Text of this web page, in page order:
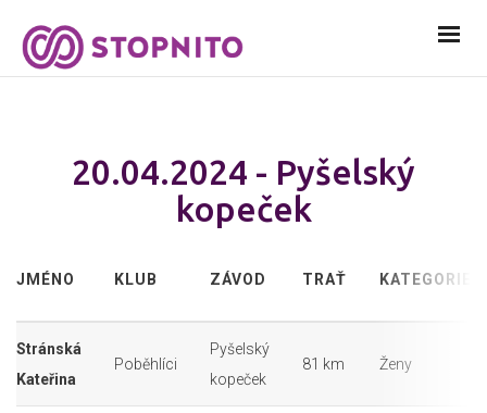
20.04.2024 - Pyšelský
kopeček
JMÉNO KLUB ZÁVOD TRAŤ KATEGORIE
Stránská
Kateřina
Poběhlíci
Pyšelský
kopeček
81 km Ženy